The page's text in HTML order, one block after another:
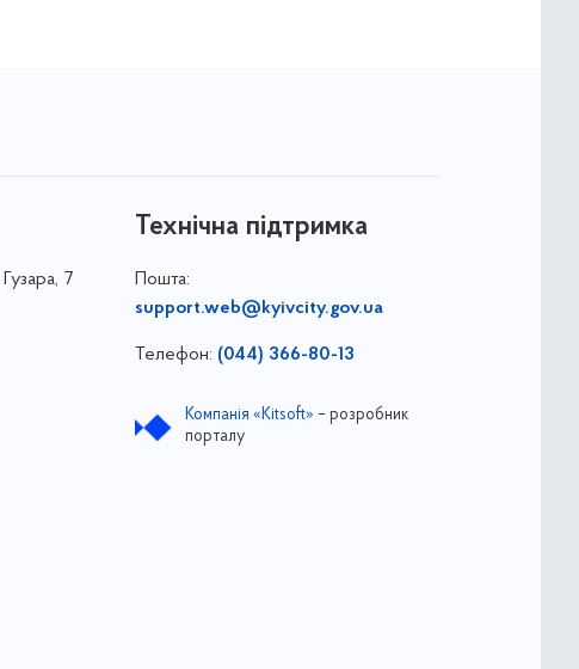
7
Технічна підтримка
Пошта:
support.web@kyivcity.gov.ua
Телефон: (044) 366-80-13
Компанія «Kitsoft» – розробник
порталу